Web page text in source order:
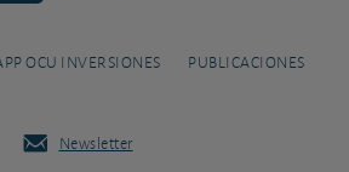
OCU INVERSIONES PUBLICACIONES
Newsletter